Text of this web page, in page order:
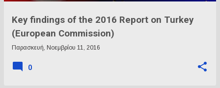
Key findings of the 2016 Report on Turkey
(European Commission)
Παρασκευή, Νοεμβρίου 11, 2016
0